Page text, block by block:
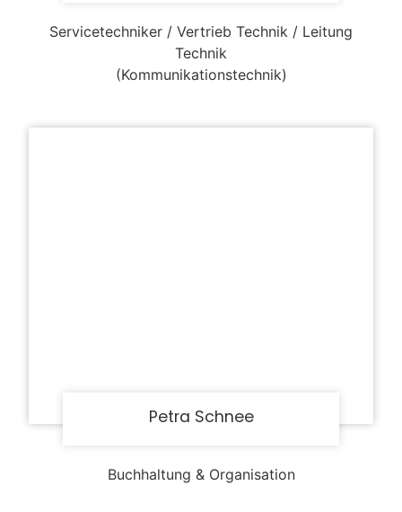
Servicetechniker / Vertrieb Technik / Leitung
Technik
(Kommunikationstechnik)
Petra Schnee
Buchhaltung & Organisation